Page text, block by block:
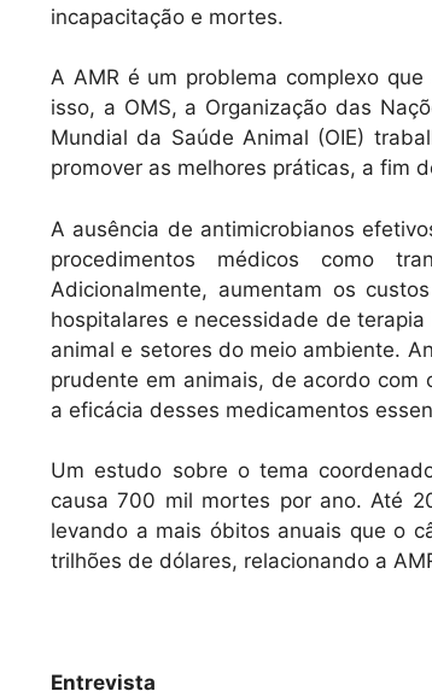
incapacitação e mortes.
A AMR é um problema complexo
isso, a OMS, a Organização das
Mundial da Saúde Animal (OIE)
promover as melhores práticas, a fim
A ausência de antimicrobianos
procedimentos médicos como
Adicionalmente, aumentam os
hospitalares e necessidade de
animal e setores do meio ambiente.
prudente em animais, de acordo com
a eficácia desses medicamentos
Um estudo sobre o tema
causa 700 mil mortes por ano. Até
levando a mais óbitos anuais que o
trilhões de dólares, relacionando a
Entrevista